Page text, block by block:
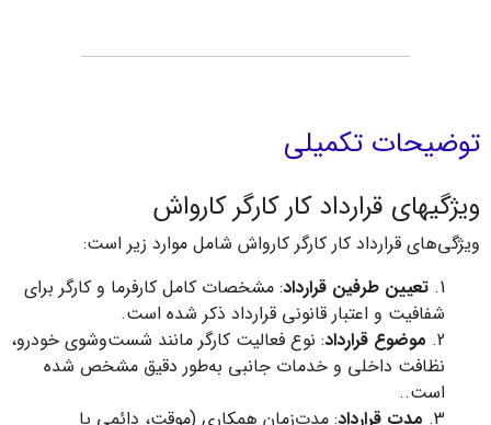
توضیحات تکمیلی
ویژگیهای قرارداد کار کارگر کارواش
ویژگی‌های قرارداد کار کارگر کارواش شامل موارد زیر است:
تعیین طرفین قرارداد: مشخصات کامل کارفرما و کارگر برای
شفافیت و اعتبار قانونی قرارداد ذکر شده است.
موضوع قرارداد: نوع فعالیت کارگر مانند شست‌وشوی خودرو،
نظافت داخلی و خدمات جانبی به‌طور دقیق مشخص شده
است..
مدت قرارداد: مدت‌زمان همکاری (موقت، دائمی یا